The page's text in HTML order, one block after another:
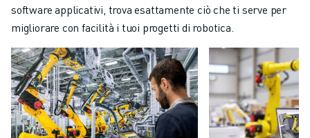
software applicativi, trova esattamente ciò che ti serve per
migliorare con facilità i tuoi progetti di robotica.